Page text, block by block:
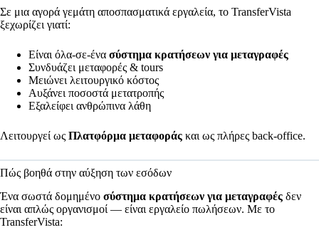
Σε μια αγορά γεμάτη αποσπασματικά εργαλεία, το TransferVista
ξεχωρίζει γιατί:
Είναι όλα-σε-ένα σύστημα κρατήσεων για μεταγραφές
Συνδυάζει μεταφορές & tours
Μειώνει λειτουργικό κόστος
Αυξάνει ποσοστά μετατροπής
Εξαλείφει ανθρώπινα λάθη
Λειτουργεί ως Πλατφόρμα μεταφοράς και ως πλήρες back-office.
Πώς βοηθά στην αύξηση των εσόδων
Ένα σωστά δομημένο σύστημα κρατήσεων για μεταγραφές δεν
είναι απλώς οργανισμοί — είναι εργαλείο πωλήσεων. Με το
TransferVista: